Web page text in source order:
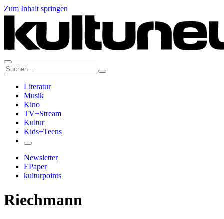
Zum Inhalt springen
Suche:
Literatur
Musik
Kino
TV+Stream
Kultur
Kids+Teens
Newsletter
EPaper
kulturpoints
Riechmann